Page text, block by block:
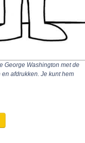
George Washington met de
afdrukken. Je kunt hem